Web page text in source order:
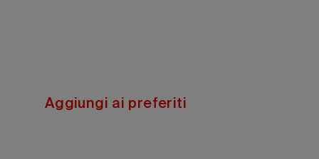
Aggiungi ai preferiti